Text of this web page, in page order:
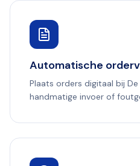
Automatische
Plaats orders digitaal bij
handmatige invoer of